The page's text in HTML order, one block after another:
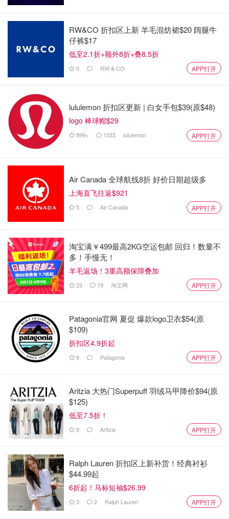
可能要改行程，但加拿大境内和欧洲旅客倒是有了更多选
所以，如果你最近有出国计划，特别是打算飞美国的，记得
提前查好航班安排，看看自己的行程有没有受到影响。
你会因为两国关系或社会因素改变旅游目的地吗？欢迎留言
来源：
flightglobal封面：WestJet
国泰航空又出事了！华人3岁娃竟被灌
OOliviaZZ 2096
迪士尼邮轮攻略 - 加拿大居民25%off优
是momo酱 2.7w 3
RW&CO 折扣区上新 羊毛混纺裙$20 阔腿牛
仔裤$17
低至2.1折+额外8折+叠8.5折
0 RW & CO APP打开
lululemon 折扣区更新 | 白女手包$39(原$48)
logo 棒球帽$29
999+ 1333 lululemon APP打开
Air Canada 全球航线8折 好价日期超级多
上海直飞往返$921
5 Air Canada APP打开
淘宝满￥499最高2KG空运包邮 回归！数量不
多！手慢无！
羊毛返场！3重高额保障叠加
23 19 淘宝网 APP打开
Patagonia官网 夏促 爆款logo卫衣$54(原
$109)
折扣区4.9折起
8 Patagonia APP打开
Aritzia 大热门Superpuff 羽绒马甲降价$94(原
$125)
低至7.5折！
8 Aritzia APP打开
Ralph Lauren 折扣区上新补货！经典衬衫
$44.99起
6折起！马标短袖$26.99
3 2 Ralph Lauren APP打开